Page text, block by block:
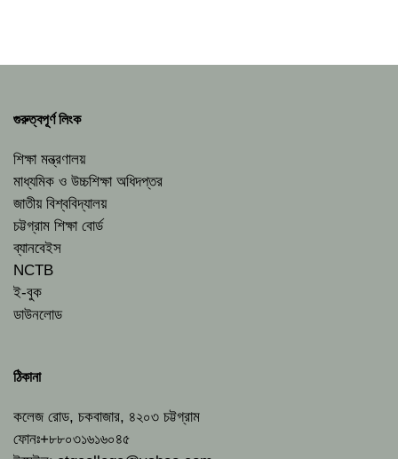
গুরুত্বপূর্ণ লিংক
শিক্ষা মন্ত্রণালয়
মাধ্যমিক ও উচ্চশিক্ষা অধিদপ্তর
জাতীয় বিশ্ববিদ্যালয়
চট্টগ্রাম শিক্ষা বোর্ড
ব্যানবেইস
NCTB
ই-বুক
ডাউনলোড
ঠিকানা
কলেজ রোড, চকবাজার, ৪২০৩ চট্টগ্রাম
ফোনঃ+৮৮০৩১৬১৬০৪৫